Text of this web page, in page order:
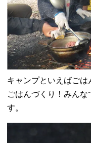
キャンプといえばご
ごはんづくり！みん
す。